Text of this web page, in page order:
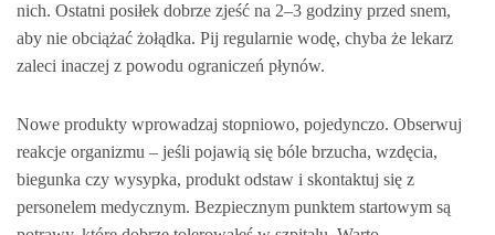
nich. Ostatni posiłek dobrze zjeść na 2–3 godziny przed snem,
aby nie obciążać żołądka. Pij regularnie wodę, chyba że lekarz
zaleci inaczej z powodu ograniczeń płynów.
Nowe produkty wprowadzaj stopniowo, pojedynczo. Obserwuj
reakcje organizmu – jeśli pojawią się bóle brzucha, wzdęcia,
biegunka czy wysypka, produkt odstaw i skontaktuj się z
personelem medycznym. Bezpiecznym punktem startowym są